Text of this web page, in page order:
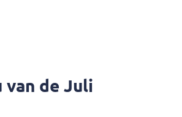
van de Juli